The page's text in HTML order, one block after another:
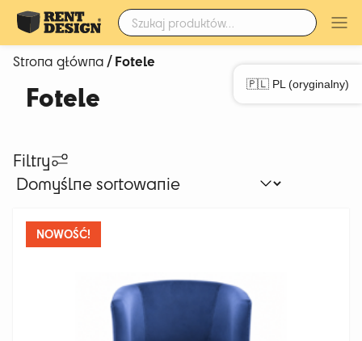
Szukaj:
🇵🇱 PL (oryginalny)
Strona główna/ Fotele
Fotele
Filtry
NOWOŚĆ!